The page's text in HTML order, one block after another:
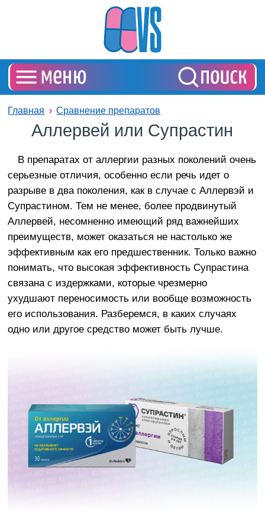
Главная Сравнение препаратов
Аллервей или Супрастин
В препаратах от аллергии разных поколений очень
серьезные отличия, особенно если речь идет о
разрыве в два поколения, как в случае с Аллервэй и
Супрастином. Тем не менее, более продвинутый
Аллервей, несомненно имеющий ряд важнейших
преимуществ, может оказаться не настолько же
эффективным как его предшественник. Только важно
понимать, что высокая эффективность Супрастина
связана с издержками, которые чрезмерно
ухудшают переносимость или вообще возможность
его использования. Разберемся, в каких случаях
одно или другое средство может быть лучше.